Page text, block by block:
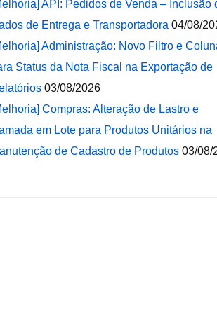
API: Pedidos de Venda – Inclusão
de Entrega e Transportadora 04/08/
Administração: Novo Filtro e
Status da Nota Fiscal na Exportação de
03/08/2026
Compras: Alteração de Lastro e
em Lote para Produtos Unitários na
de Cadastro de Produtos 03/08/